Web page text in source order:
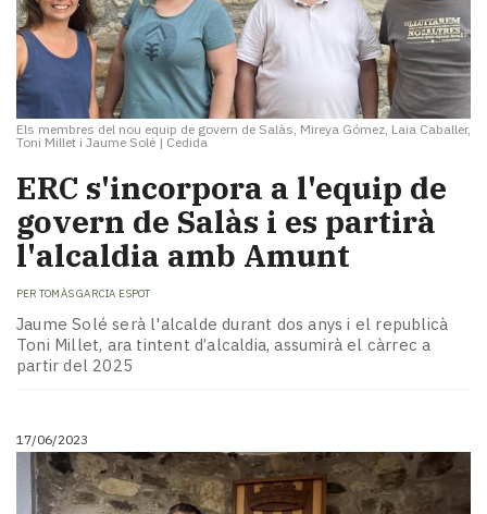
Els membres del nou equip de govern de Salàs, Mireya Gómez, Laia Caballer,
Toni Millet i Jaume Solé | Cedida
ERC s'incorpora a l'equip de
govern de Salàs i es partirà
l'alcaldia amb Amunt
PER TOMÀS GARCIA ESPOT
Jaume Solé serà l'alcalde durant dos anys i el republicà
Toni Millet, ara tintent d’alcaldia, assumirà el càrrec a
partir del 2025
17/06/2023